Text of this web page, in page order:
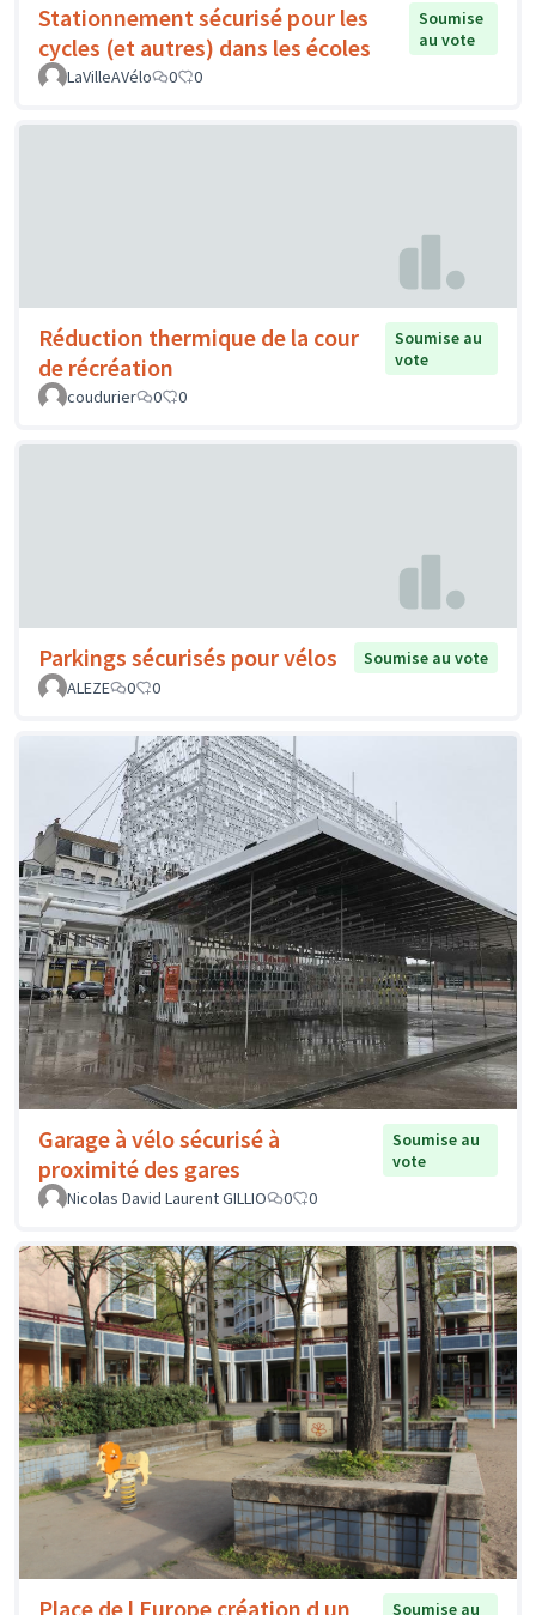
Stationnement sécurisé pour les
cycles (et autres) dans les écoles
Soumise
au vote
LaVilleAVélo
0 0
Réduction thermique de la cour
de récréation
Soumise au
vote
coudurier
0 0
Parkings sécurisés pour vélos
Soumise au vote
ALEZE
0 0
Garage à vélo sécurisé à
proximité des gares
Soumise au
vote
Nicolas David Laurent GILLIO
0 0
Place de l Europe création d un Soumise au